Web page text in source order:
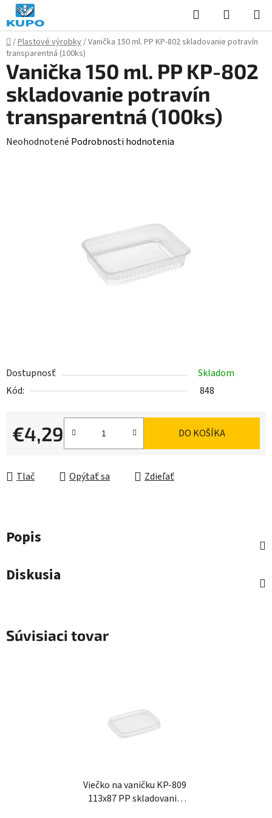
Prejsť
na
obsah
Hľadať
KOŠÍK
Domov
/Plastové výrobky/Vanička 150 ml. PP KP-802 skladovanie potravín
transparentná (100ks)
Dostupnosť
Skladom
Kód:
848
€4,29
Jednotková cena:
DO KOŠÍKA
Tlač Opýtať sa Zdieľať
Vanička 150 ml. PP KP-802
skladovanie potravín
transparentná (100ks)
Priemerné
Neohodnotené Podrobnosti hodnotenia
Popis
Diskusia
Súvisiaci tovar
Viečko na vaničku KP-809
113x87 PP skladovanie